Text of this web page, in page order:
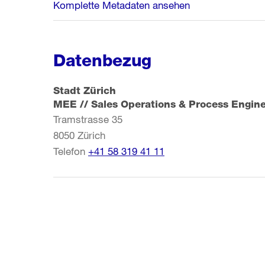
Komplette Metadaten ansehen
Datenbezug
Stadt Zürich
MEE // Sales Operations & Process
Tramstrasse 35
8050 Zürich
Telefon +41 58 319 41 11